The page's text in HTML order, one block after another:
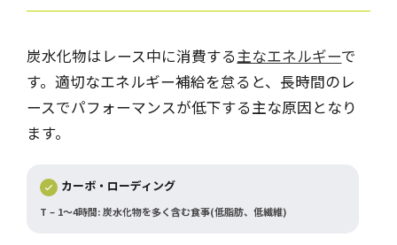
炭水化物はレース中に消費する主なエネルギーで
す。適切なエネルギー補給を怠ると、長時間のレ
ースでパフォーマンスが低下する主な原因となり
ます。
カーボ・ローディング
T – 1～4時間: 炭水化物を多く含む食事(低脂肪、低繊維)